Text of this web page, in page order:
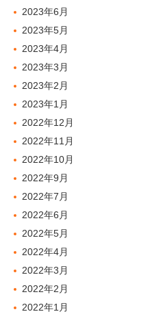
2023年6月
2023年5月
2023年4月
2023年3月
2023年2月
2023年1月
2022年12月
2022年11月
2022年10月
2022年9月
2022年7月
2022年6月
2022年5月
2022年4月
2022年3月
2022年2月
2022年1月